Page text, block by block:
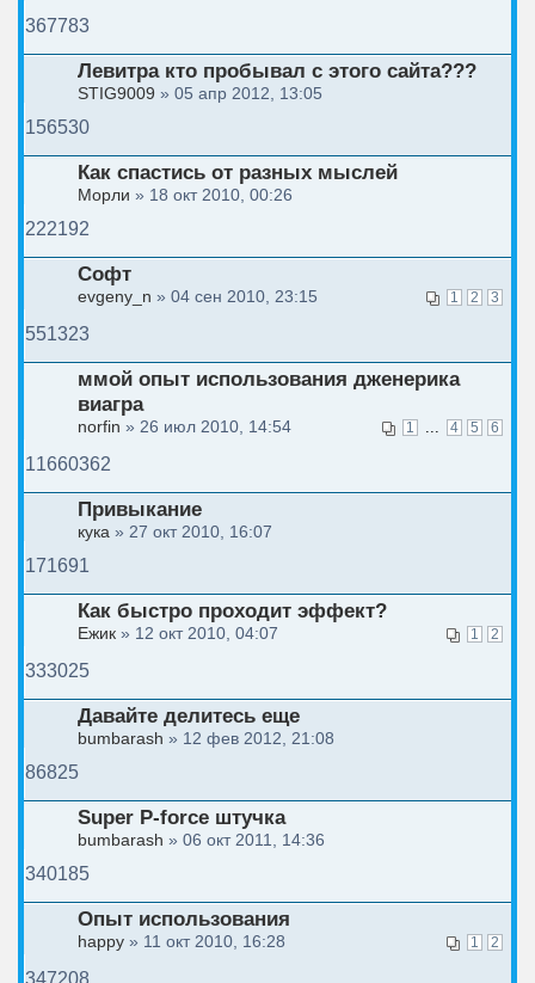
367783
Левитра кто пробывал с этого сайта???
STIG9009 » 05 апр 2012, 13:05
156530
Как спастись от разных мыслей
Морли » 18 окт 2010, 00:26
222192
Софт
1 2 3
evgeny_n » 04 сен 2010, 23:15
551323
ммой опыт использования дженерика
виагра
1 ... 4 5 6
norfin » 26 июл 2010, 14:54
11660362
Привыкание
кука » 27 окт 2010, 16:07
171691
Как быстро проходит эффект?
1 2
Ежик » 12 окт 2010, 04:07
333025
Давайте делитесь еще
bumbarash » 12 фев 2012, 21:08
86825
Super P-force штучка
bumbarash » 06 окт 2011, 14:36
340185
Опыт использования
1 2
happy » 11 окт 2010, 16:28